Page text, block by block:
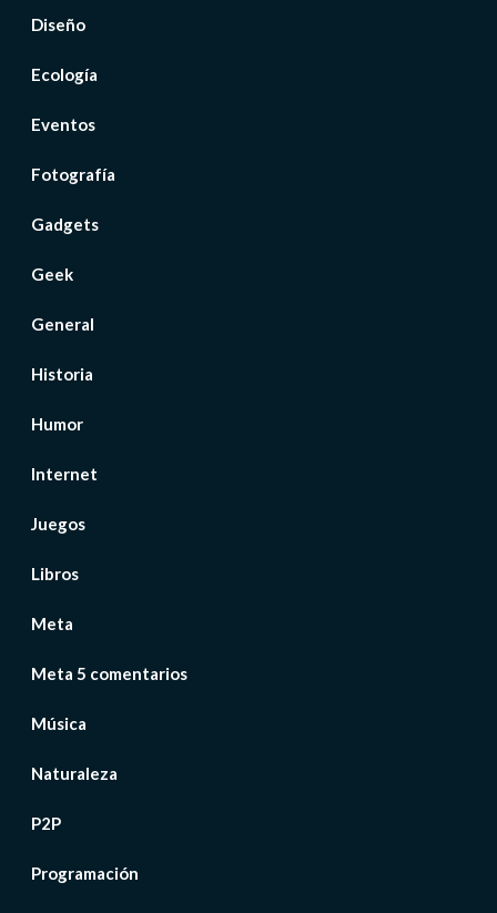
Diseño
Ecología
Eventos
Fotografía
Gadgets
Geek
General
Historia
Humor
Internet
Juegos
Libros
Meta
Meta 5 comentarios
Música
Naturaleza
P2P
Programación